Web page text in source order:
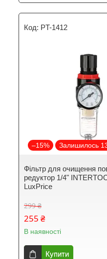
PT-1412
–15% Залишилось
Фільтр для очищення
редуктор 1/4"
LuxPrice
299 ₴
255 ₴
В наявності
Купити